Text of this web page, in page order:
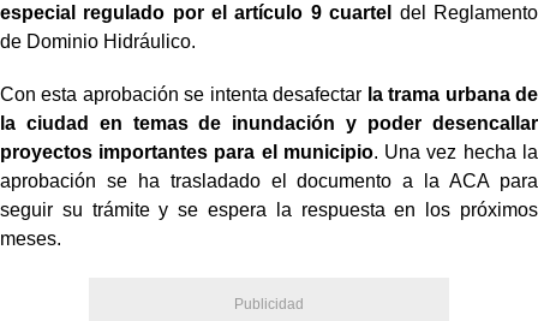
especial regulado por el artículo 9 cuartel
del Reglamento
de Dominio Hidráulico.
Con esta aprobación se intenta desafectar la trama urbana de
la ciudad en temas de inundación y poder desencallar
proyectos importantes para el municipio. Una vez hecha la
aprobación se ha trasladado el documento a la ACA para
seguir su trámite y se espera la respuesta en los próximos
meses.